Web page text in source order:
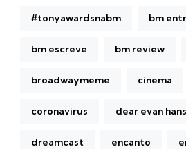
#tonyawardsnabm bm
bm escreve bm review
broadwaymeme cinema
coronavirus dear evan
dreamcast encanto